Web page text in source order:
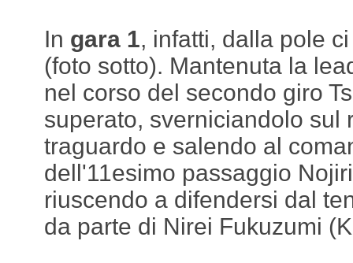
In gara 1, infatti, dalla pole
(foto sotto). Mantenuta la
nel corso del secondo giro
superato, sverniciandolo sul
traguardo e salendo al
dell'11esimo passaggio
riuscendo a difendersi dal
da parte di Nirei Fukuzumi